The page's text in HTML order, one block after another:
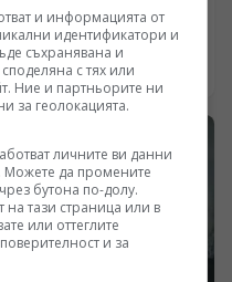
ракетни удари
в Киев за
въпрос за
за
производствен
индустрия.
съобщения и
на атаката е бил
111“, свързан със
„Фламинго“.
въпрос
удари в руския
и информацията от
идентификатори и
съхранявана и
с тях или
Ние и партньорите ни
за геолокацията.
личните ви данни
Можете да промените
бутона по-долу.
на тази страница или в
или оттеглите
и за